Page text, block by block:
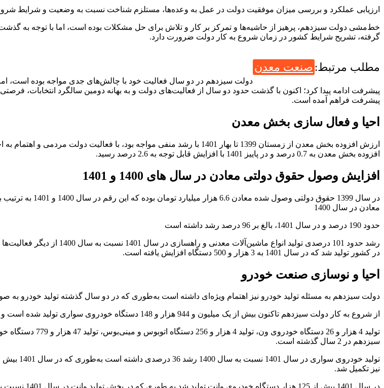
ارزیابی عملکرد و بررسی میزان موفقیت دولت در عمل به وعده‌ها، مستلزم شناخت نسبت به وضعیت و شرایط
خط‌مشی دولت سیزدهم، پرهیز از حاشیه‌ها و تمرکز بر کار و تلاش برای حل مشکلات بوده است، اما با توجه به
گرفته، تشریح شرایط کشور در زمان شروع به کار دولت ضرورت دارد.
مطلب مرتبط: صنعت معدن
دولت سیزدهم در دو سال فعالیت خود با چالش‌های جدی مواجه بوده است،
پیشرفت ادامه پیدا کرد؛ اکنون با گذشت حدود دو سال از فعالیت‌های دولت و به بهانه دومین سالگرد انتخابات،
پیشرفت فراهم آمده است.
احیا و فعال سازی بخش معدن
افزوده بخش معدن به 0.7 درصد و در پاییز 1401 با افزایش قابل توجه به 2.6 درصد رسید.
افزایش وصول حقوق دولتی معادن در سال های 1400 و 1401
معادن در سال 1400
حدود 190 درصد و در سال 1401، بالغ بر 96 درصد رشد داشته است
در کشور تولید شد‌ که در سال 1401 به 3 هزار و 500 دستگاه افزایش یافته است‌.
احیا و نوسازی صنعت خودرو
دولت سیزدهم به مسئله تولید خودرو نیز اهتمام ویژه‌ای داشته است به‌طوری که در دو سال گذشته تولید خودرو به
از شروع به کار دولت سیزدهم تاکنون بیش از یک میلیون و 944 هزار و 148 دستگاه خودروی سواری تولید شده است و در مدت یاد شده 250 هزار و 750 دستگاه وانت نیز تولید شده است.
سیزدهم در 2 سال گذشته است.
نیز تکمیل شد.